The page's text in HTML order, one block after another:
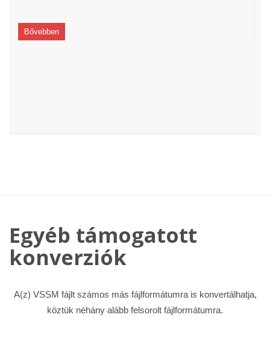
Bővebben
Egyéb támogatott
konverziók
A(z) VSSM fájlt számos más fájlformátumra is konvertálhatja,
köztük néhány alább felsorolt fájlformátumra.